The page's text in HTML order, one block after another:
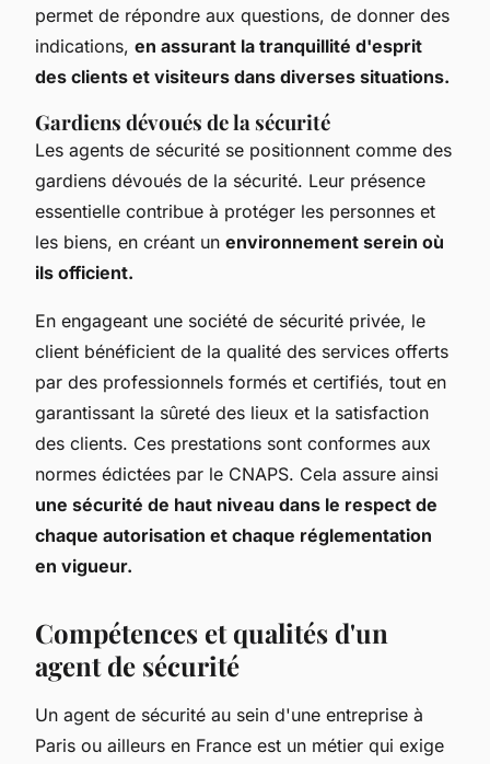
permet de répondre aux questions, de donner des
indications, en assurant la tranquillité d'esprit
des clients et visiteurs dans diverses situations.
Gardiens dévoués de la sécurité
Les agents de sécurité se positionnent comme des
gardiens dévoués de la sécurité. Leur présence
essentielle contribue à protéger les personnes et
les biens, en créant un environnement serein où
ils officient.
En engageant une société de sécurité privée, le
client bénéficient de la qualité des services offerts
par des professionnels formés et certifiés, tout en
garantissant la sûreté des lieux et la satisfaction
des clients. Ces prestations sont conformes aux
normes édictées par le CNAPS. Cela assure ainsi
une sécurité de haut niveau dans le respect de
chaque autorisation et chaque réglementation
en vigueur.
Compétences et qualités d'un
agent de sécurité
Un agent de sécurité au sein d'une entreprise à
Paris ou ailleurs en France est un métier qui exige